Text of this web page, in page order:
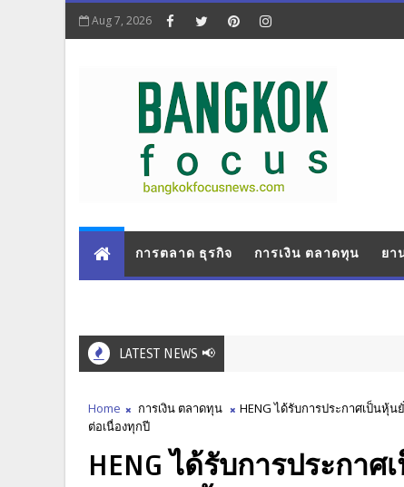
Aug 7, 2026
การตลาด ธุรกิจ การเงิน ตลาดทุน ยา
LATEST NEWS 📢
Home การเงิน ตลาดทุน
HENG ได้รับการประกาศเป็นหุ้น
ต่อเนื่องทุกปี
HENG ได้รับการประกาศ